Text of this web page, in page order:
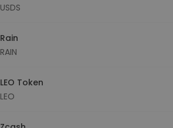
USDS
Rain
RAIN
LEO Token
LEO